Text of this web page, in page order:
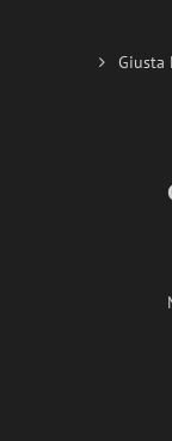
Giusta